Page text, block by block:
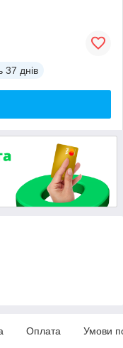
37 днів
Оплата Умови